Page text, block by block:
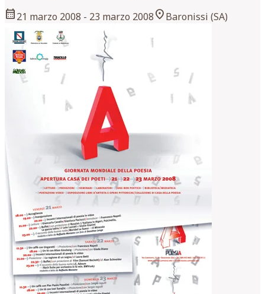
calendar_month21 marzo 2008 - 23 marzo 2008location_onBaronissi (SA)